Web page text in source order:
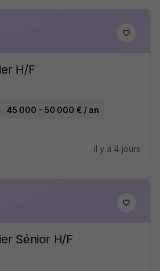
H/F
45 000 - 50 000 € / an
il y a 4 jours
Sénior H/F